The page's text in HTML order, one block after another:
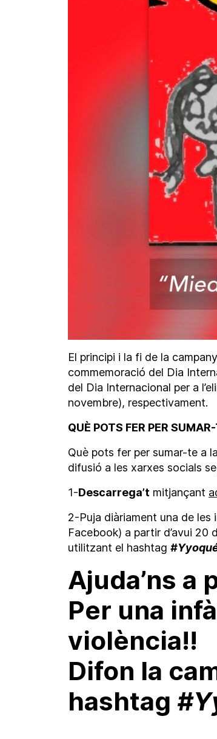
El principi i la fi de la
commemoració del Dia
del Dia Internacional per a
novembre), respectivament.
QUÈ POTS FER PER
Què pots fer per sumar-te a
difusió a les xarxes socials
1-Descarrega’t mitjançant
2-Puja diàriament una de
Facebook) a partir d’avui 20
utilitzant el hashtag
Ajuda’ns a
Per una
violència!!
Difon la
hashtag